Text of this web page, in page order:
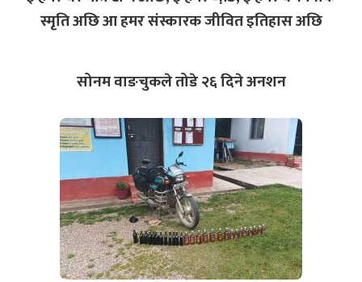
स्मृति अछि आ हमर संस्कारक जीवित इतिहास अछि
सोनम वाङचुकले तोडे २६ दिने अनशन